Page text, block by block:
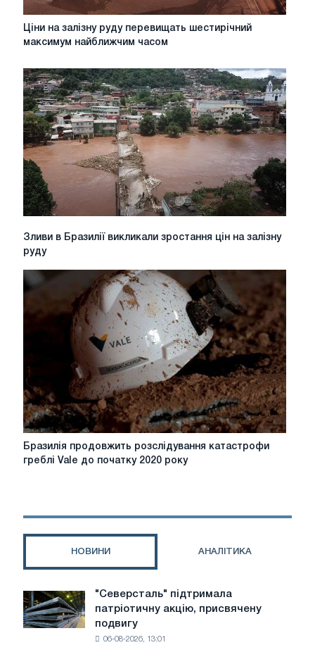
Ціни
руду
перевищать
шестирічний
максимум
найближчим
часом
Ціни на залізну руду перевищать шестирічний
максимум найближчим часом
Зливи
викликали
зростання
Зливи в Бразилії викликали зростання цін на залізну
руду
Бразилія
продовжить
Vale
Бразилія продовжить розслідування катастрофи
греблі Vale до початку 2020 року
НОВИНИ АНАЛІТИКА
"Северсталь"
підтримала
патріотичну
"Северсталь" підтримала
патріотичну акцію, присвячену
подвигу
06-08-2026, 13:01